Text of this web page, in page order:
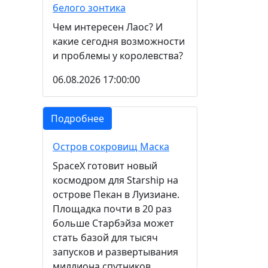
белого зонтика
Чем интересен Лаос? И
какие сегодня возможности
и проблемы у королевства?
06.08.2026 17:00:00
Подробнее
Остров сокровищ Маска
SpaceX готовит новый
космодром для Starship на
острове Пекан в Луизиане.
Площадка почти в 20 раз
больше Старбэйза может
стать базой для тысяч
запусков и развертывания